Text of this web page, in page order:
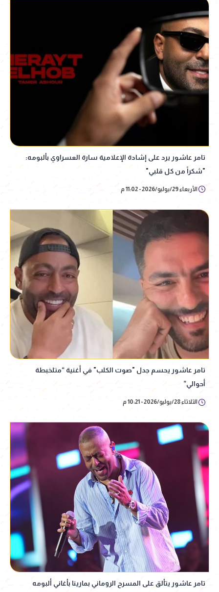
تامر عاشور يرد على إشادة الإعلامية سارة العسراوي بألبومه:
"شكراً من كل قلبي"
الأربعاء 29/يوليو/2026 - 11:02 م
تامر عاشور يحسم جدل "صوت الكلب" في أغنية “متلخبطة
أحوالي”
الثلاثاء 28/يوليو/2026 - 10:21 م
تامر عاشور يتألق على المسرح الروماني بمارينا بأغاني ألبومه